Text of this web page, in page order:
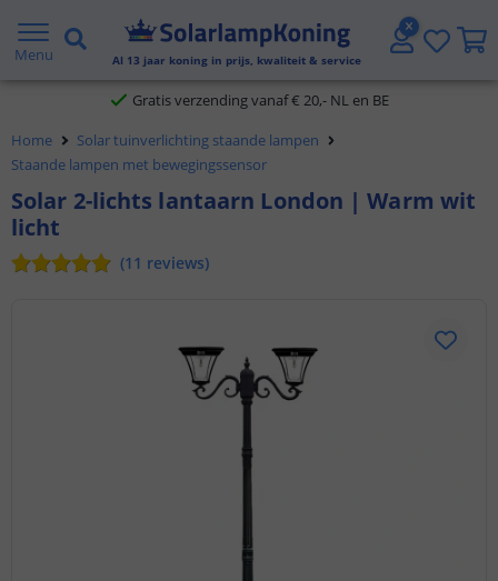
Menu Al 13 jaar koning in prijs, kwaliteit & service
2 jaar garantie
Gratis verzending vanaf € 20,- NL en BE
Klantbeoordeling 9.1
Voor 23:45 uur besteld,morgen in huis
Home
Solar tuinverlichting staande lampen
Staande lampen met bewegingssensor
Solar 2-lichts lantaarn London | Warm wit
licht
(11 reviews)